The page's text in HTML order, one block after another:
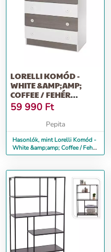
LORELLI KOMÓD -
WHITE &AMP;AMP;
COFFEE / FEHÉR
&AMP;AMP; KÁVÉ ÚJ
59 990 Ft
Pepita
Hasonlók, mint Lorelli Komód -
White &amp;amp; Coffee / Fehér
&amp;amp; Kávé ÚJ